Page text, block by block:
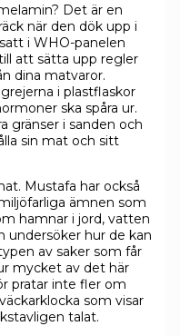
Det är en
när den dök upp i
i WHO-panelen
att sätta upp regler
dina matvaror.
i plastflaskor
ska spåra ur.
gränser i sanden och
sin mat och sitt
Mustafa har också
ämnen som
hamnar i jord, vatten
undersöker hur de kan
av saker som får
mycket av det här
pratar inte fler om
som visar
talat.